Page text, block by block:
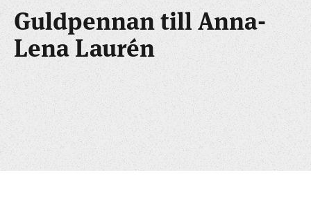
Guldpennan till Anna-
Lena Laurén